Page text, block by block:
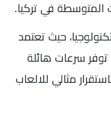
المتوسطة في تركيا.
حيث تعتمد
توفر سرعات هائلة
مثالي للالعاب